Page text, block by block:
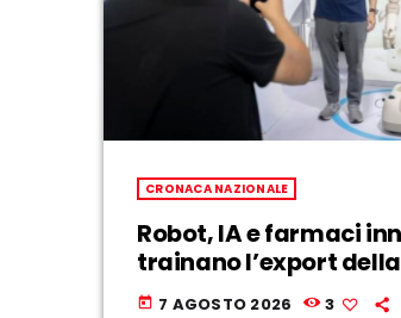
CRONACA NAZIONALE
Robot, IA e farmaci
trainano l’export
today 7 AGOSTO 2026 3